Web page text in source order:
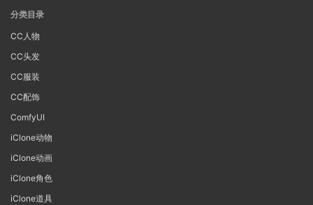
分类目录
CC人物
CC头发
CC服装
CC配饰
ComfyUI
iClone动物
iClone动画
iClone角色
iClone道具